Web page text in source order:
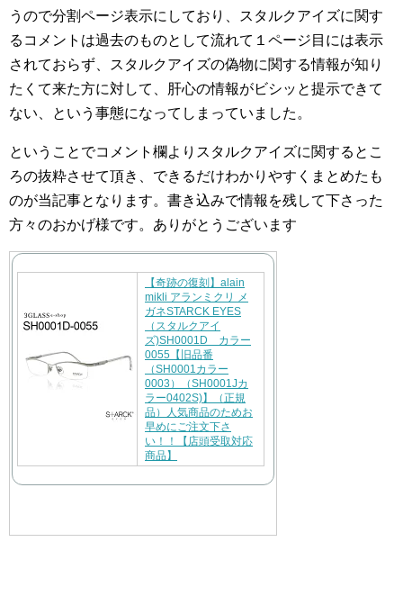
うので分割ページ表示にしており、スタルクアイズに関す
るコメントは過去のものとして流れて１ページ目には表示
されておらず、スタルクアイズの偽物に関する情報が知り
たくて来た方に対して、肝心の情報がビシッと提示できて
ない、という事態になってしまっていました。
ということでコメント欄よりスタルクアイズに関するとこ
ろの抜粋させて頂き、できるだけわかりやすくまとめたも
のが当記事となります。書き込みで情報を残して下さった
方々のおかげ様です。ありがとうございます
【奇跡の復刻】alain
mikli アランミクリ メ
ガネSTARCK EYES
（スタルクアイ
ズ)SH0001D カラー
0055【旧品番
（SH0001カラー
0003）（SH0001Jカ
ラー0402S)】（正規
品）人気商品のためお
早めにご注文下さ
い！！【店頭受取対応
商品】